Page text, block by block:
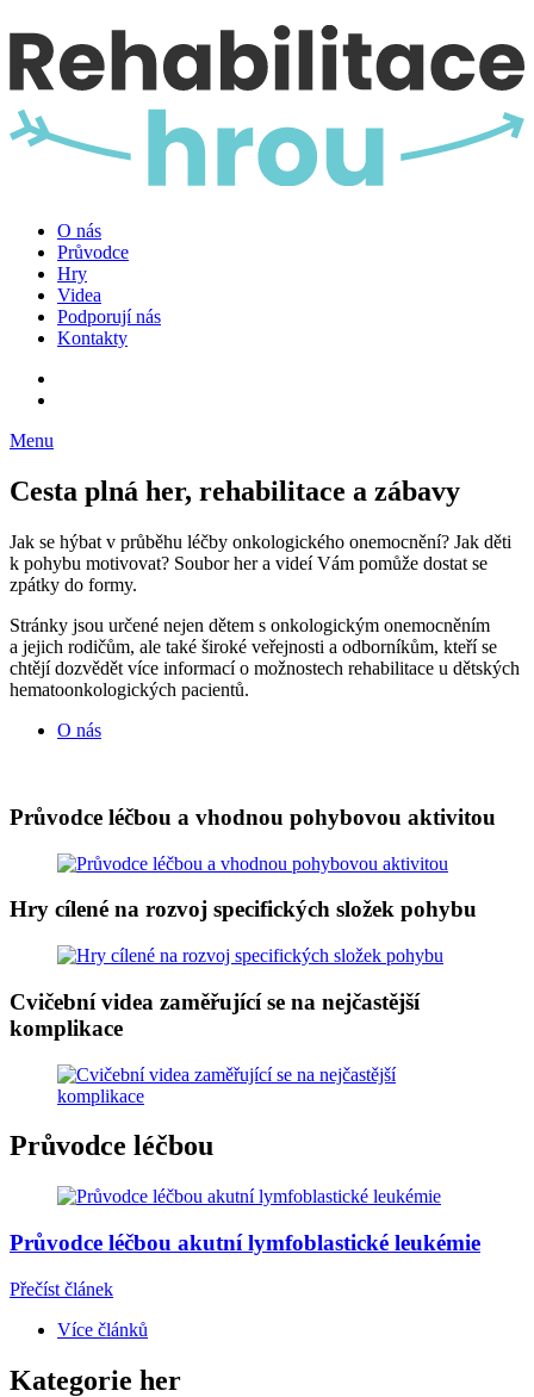
O nás
Průvodce
Hry
Videa
Podporují nás
Kontakty
Menu
Cesta plná her, rehabilitace a zábavy
Jak se hýbat v průběhu léčby onkologického onemocnění? Jak děti
k pohybu motivovat? Soubor her a videí Vám pomůže dostat se
zpátky do formy.
Stránky jsou určené nejen dětem s onkologickým onemocněním
a jejich rodičům, ale také široké veřejnosti a odborníkům, kteří se
chtějí dozvědět více informací o možnostech rehabilitace u dětských
hematoonkologických pacientů.
O nás
Průvodce léčbou a vhodnou pohybovou aktivitou
Hry cílené na rozvoj specifických složek pohybu
Cvičební videa zaměřující se na nejčastější
komplikace
Průvodce léčbou
Průvodce léčbou akutní lymfoblastické leukémie
Přečíst článek
Více článků
Kategorie her